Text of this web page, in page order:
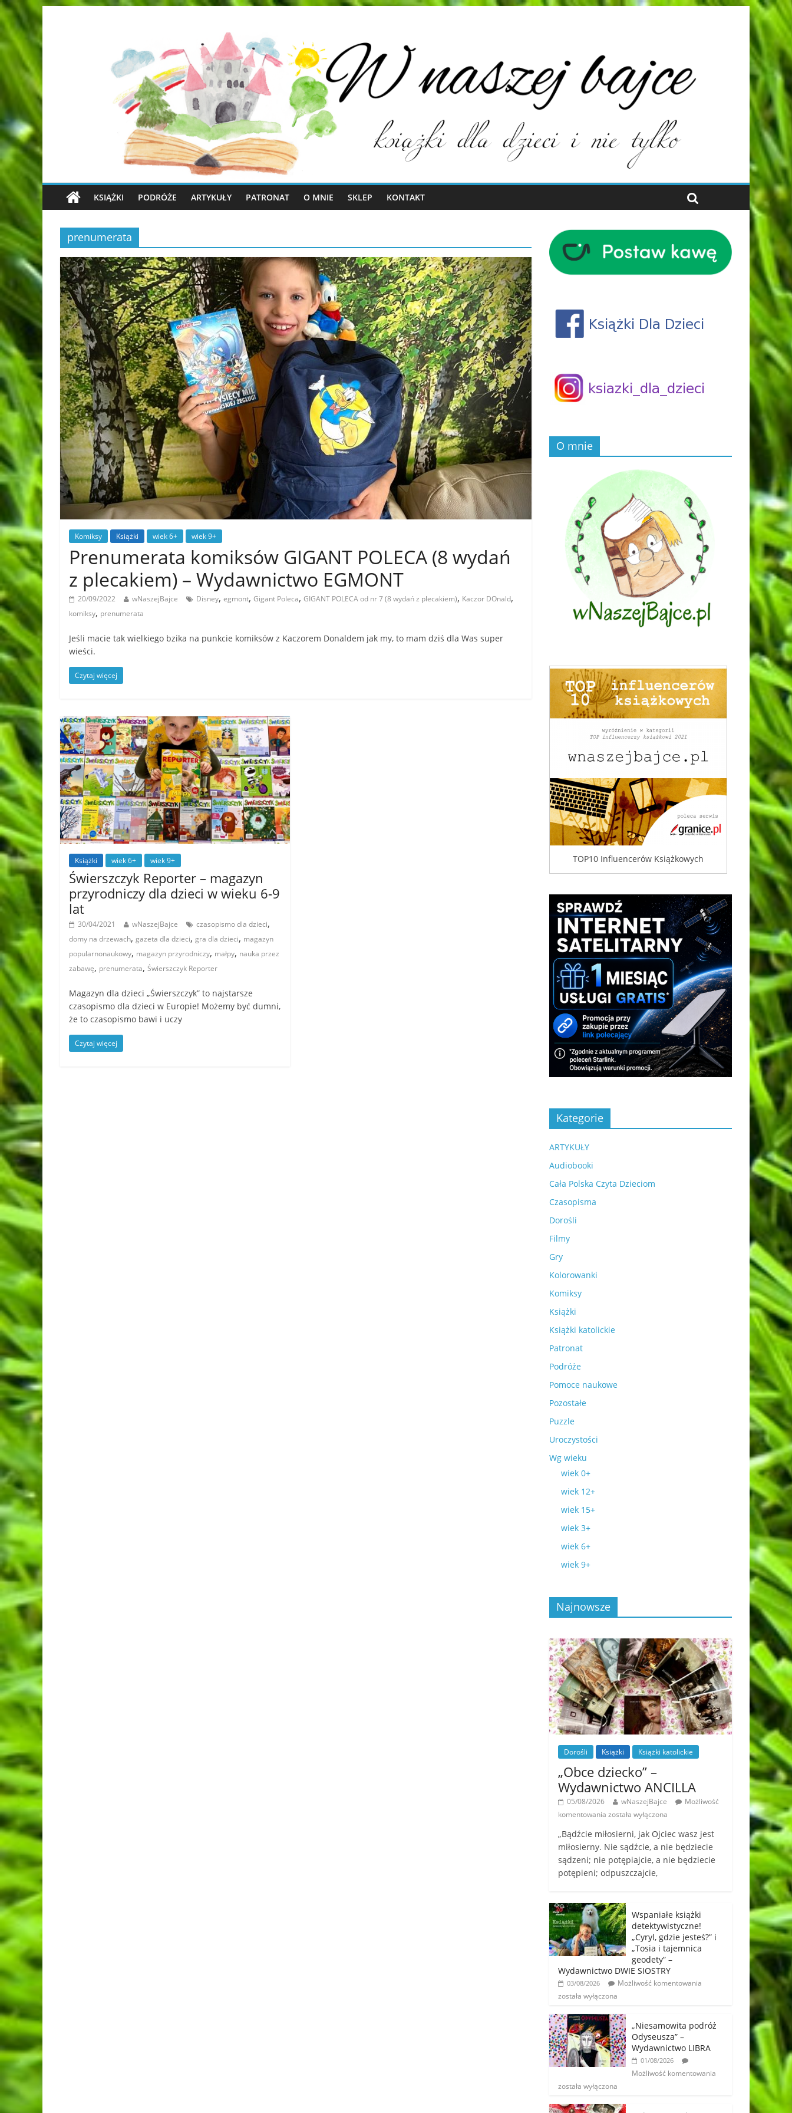
KSIĄŻKI PODRÓŻE ARTYKUŁY PATRONAT O MNIE SKLEP KONTAKT
prenumerata
Komiksy Książki wiek 6+ wiek 9+
Prenumerata komiksów GIGANT POLECA (8 wydań
z plecakiem) – Wydawnictwo EGMONT
20/09/2022 wNaszejBajce Disney, egmont, Gigant Poleca, GIGANT POLECA od nr 7 (8 wydań z plecakiem), Kaczor DOnald,
komiksy, prenumerata
Jeśli macie tak wielkiego bzika na punkcie komiksów z Kaczorem Donaldem jak my, to mam dziś dla Was super
wieści.
Czytaj więcej
Książki wiek 6+ wiek 9+
Świerszczyk Reporter – magazyn
przyrodniczy dla dzieci w wieku 6-9
lat
30/04/2021 wNaszejBajce czasopismo dla dzieci,
domy na drzewach, gazeta dla dzieci, gra dla dzieci, magazyn
popularnonaukowy, magazyn przyrodniczy, małpy, nauka przez
zabawę, prenumerata, Świerszczyk Reporter
Magazyn dla dzieci „Świerszczyk” to najstarsze
czasopismo dla dzieci w Europie! Możemy być dumni,
że to czasopismo bawi i uczy
Czytaj więcej
O mnie
TOP10 Influencerów Książkowych
Kategorie
ARTYKUŁY
Audiobooki
Cała Polska Czyta Dzieciom
Czasopisma
Dorośli
Filmy
Gry
Kolorowanki
Komiksy
Książki
Książki katolickie
Patronat
Podróże
Pomoce naukowe
Pozostałe
Puzzle
Uroczystości
Wg wieku
wiek 0+
wiek 12+
wiek 15+
wiek 3+
wiek 6+
wiek 9+
Najnowsze
Dorośli Książki Książki katolickie
„Obce dziecko” –
Wydawnictwo ANCILLA
05/08/2026 wNaszejBajce
Możliwość
komentowania została wyłączona
„Bądźcie miłosierni, jak Ojciec wasz jest
miłosierny. Nie sądźcie, a nie będziecie
sądzeni; nie potępiajcie, a nie będziecie
potępieni; odpuszczajcie,
Wspaniałe książki
detektywistyczne!
„Cyryl, gdzie jesteś?” i
„Tosia i tajemnica
geodety” –
Wydawnictwo DWIE SIOSTRY
03/08/2026
Możliwość komentowania
została wyłączona
„Niesamowita podróż
Odyseusza” –
Wydawnictwo LIBRA
01/08/2026
Możliwość komentowania
została wyłączona